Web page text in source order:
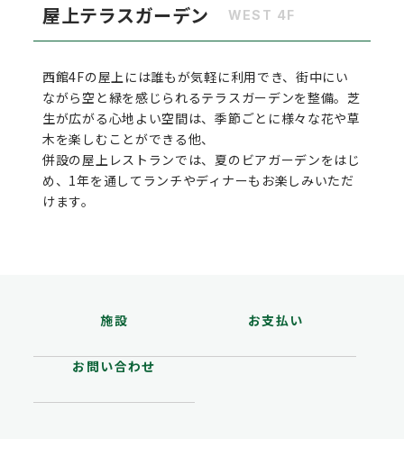
屋上テラスガーデン WEST 4F
西館4Fの屋上には誰もが気軽に利用でき、街中にい
ながら空と緑を感じられるテラスガーデンを整備。芝
生が広がる心地よい空間は、季節ごとに様々な花や草
木を楽しむことができる他、
併設の屋上レストランでは、夏のビアガーデンをはじ
め、1年を通してランチやディナーもお楽しみいただ
けます。
施設 お支払い
お問い合わせ